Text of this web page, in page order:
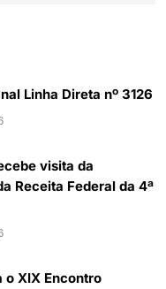
Linha Direta nº 3126
visita da
Receita Federal da 4ª
o XIX Encontro